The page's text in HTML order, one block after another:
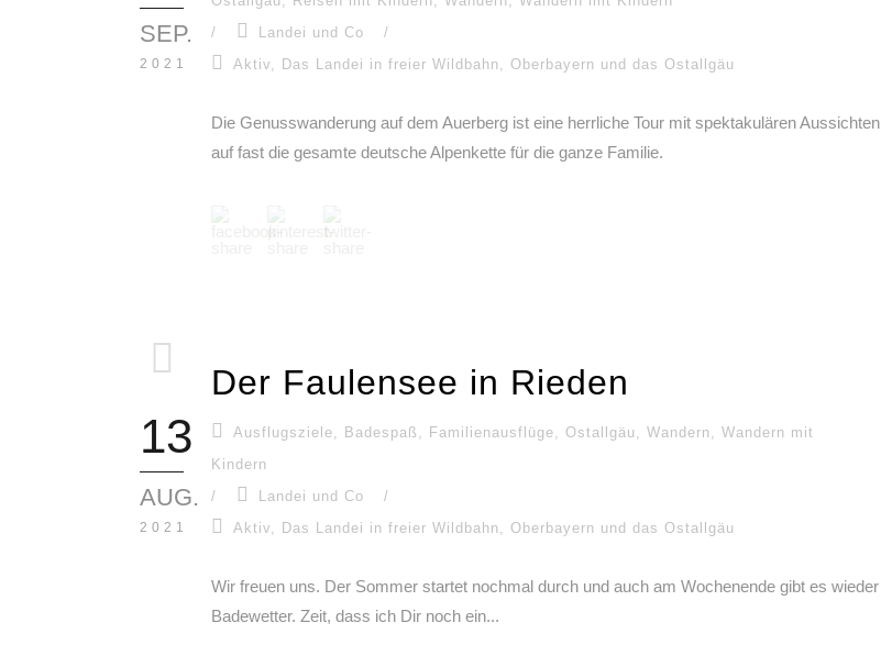
SEP.
2021
/
Landei und Co
/
Aktiv, Das Landei in freier Wildbahn, Oberbayern und das Ostallgäu
Die Genusswanderung auf dem Auerberg ist eine herrliche Tour mit spektakulären Aussichten
auf fast die gesamte deutsche Alpenkette für die ganze Familie.
13
AUG.
2021
Der Faulensee in Rieden
Ausflugsziele, Badespaß , Familienausflüge, Ostallgäu , Wandern, Wandern mit
Kindern
/
Landei und Co
/
Aktiv, Das Landei in freier Wildbahn, Oberbayern und das Ostallgäu
Wir freuen uns. Der Sommer startet nochmal durch und auch am Wochenende gibt es wieder
Badewetter. Zeit, dass ich Dir noch ein...